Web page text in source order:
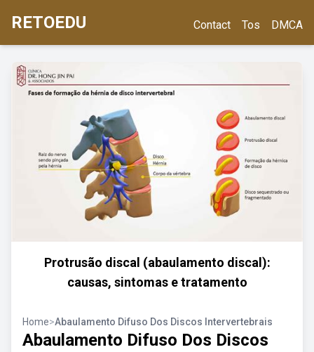
RETOEDU Contact Tos DMCA
Protrusão discal (abaulamento discal):
causas, sintomas e tratamento
Home>Abaulamento Difuso Dos Discos Intervertebrais
Abaulamento Difuso Dos Discos